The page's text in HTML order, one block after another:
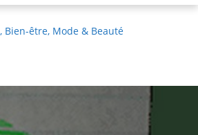
Bien-être, Mode & Beauté